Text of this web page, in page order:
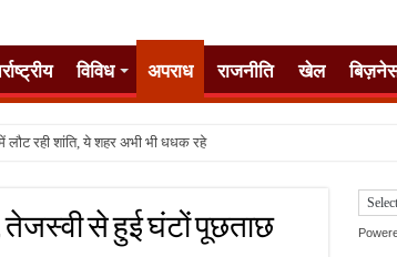
विविध अपराध राजनीति खेल
तेजस्वी से हुई घंटों पूछताछ